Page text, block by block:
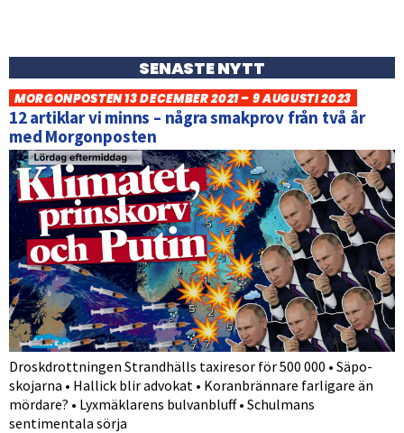
SENASTE NYTT
MORGONPOSTEN 13 DECEMBER 2021 – 9 AUGUSTI 2023
12 artiklar vi minns – några smakprov från två år
med Morgonposten
Droskdrottningen Strandhälls taxiresor för 500 000 • Säpo-
skojarna • Hallick blir advokat • Koranbrännare farligare än
mördare? • Lyxmäklarens bulvanbluff • Schulmans
sentimentala sörja